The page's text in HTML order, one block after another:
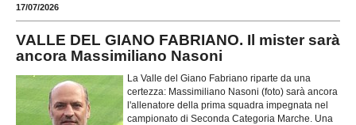
17/07/2026
VALLE DEL GIANO FABRIANO. Il mister sarà
ancora Massimiliano Nasoni
La Valle del Giano Fabriano riparte da una
certezza: Massimiliano Nasoni (foto) sarà ancora
l'allenatore della prima squadra impegnata nel
campionato di Seconda Categoria Marche. Una